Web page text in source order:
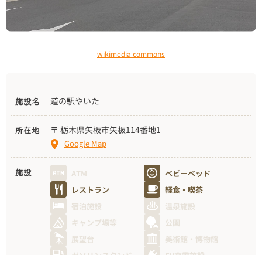
wikimedia commons
施設名 道の駅やいた
所在地 〒 栃木県矢板市矢板114番地1
Google Map
施設 ATM
ベビーベッド
レストラン
軽食・喫茶
宿泊施設
温泉施設
キャンプ場等
公園
展望台
美術館・博物館